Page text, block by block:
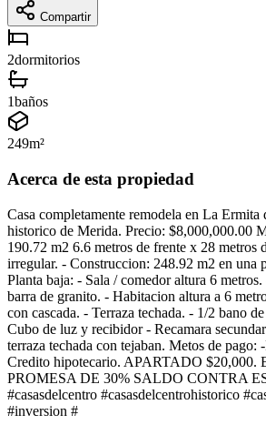
Compartir
2dormitorios
1baños
249m²
Acerca de esta propiedad
Casa completamente remodela en La Ermita
historico de Merida. Precio: $8,000,000.00
190.72 m2 6.6 metros de frente x 28 metros
irregular. - Construccion: 248.92 m2 en una
Planta baja: - Sala / comedor altura 6
barra de granito. - Habitacion altura a 6
con cascada. - Terraza techada. - 1/2 bano
Cubo de luz y recibidor - Recamara
terraza techada con tejaban. Metos de pago:
Credito hipotecario. APARTADO
PROMESA DE 30% SALDO CONTRA
#casasdelcentro #casasdelcentrohistorico
#inversion #